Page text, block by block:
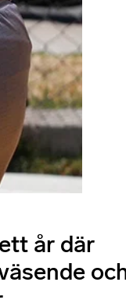
år där